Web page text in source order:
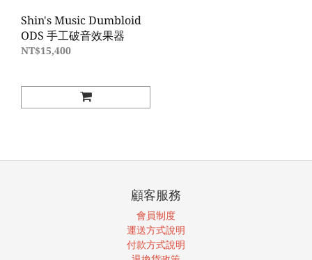
Shin's Music Dumbloid
ODS 手工破音效果器
NT$15,400
顧客服務
會員制度
運送方式說明
付款方式說明